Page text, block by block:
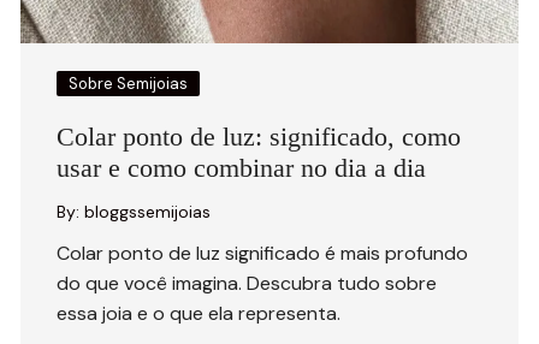
Sobre Semijoias
Colar ponto de luz: significado, como
usar e como combinar no dia a dia
By: bloggssemijoias
Colar ponto de luz significado é mais profundo
do que você imagina. Descubra tudo sobre
essa joia e o que ela representa.